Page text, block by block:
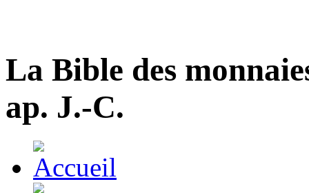
La Bible des
ap. J.-C.